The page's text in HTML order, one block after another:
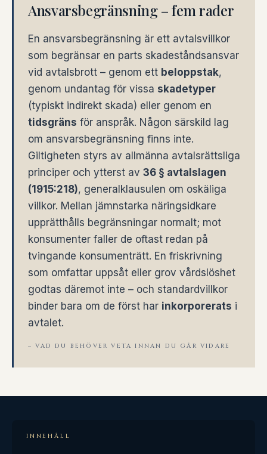
Ansvarsbegränsning – fem rader
En ansvarsbegränsning är ett avtalsvillkor
som begränsar en parts skadeståndsansvar
vid avtalsbrott – genom ett beloppstak,
genom undantag för vissa skadetyper
(typiskt indirekt skada) eller genom en
tidsgräns för anspråk. Någon särskild lag
om ansvarsbegränsning finns inte.
Giltigheten styrs av allmänna avtalsrättsliga
principer och ytterst av 36 § avtalslagen
(1915:218), generalklausulen om oskäliga
villkor. Mellan jämnstarka näringsidkare
upprätthålls begränsningar normalt; mot
konsumenter faller de oftast redan på
tvingande konsumenträtt. En friskrivning
som omfattar uppsåt eller grov vårdslöshet
godtas däremot inte – och standardvillkor
binder bara om de först har inkorporerats i
avtalet.
– VAD DU BEHÖVER VETA INNAN DU GÅR VIDARE
INNEHÅLL